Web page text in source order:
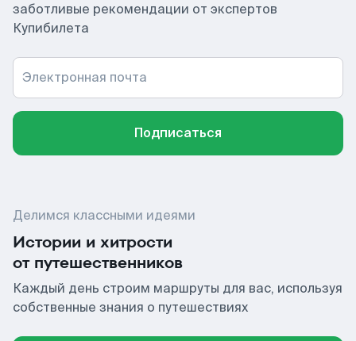
заботливые рекомендации от экспертов
Купибилета
Электронная почта
Подписаться
Делимся классными идеями
Истории и хитрости
от путешественников
Каждый день строим маршруты для вас, используя
собственные знания о путешествиях